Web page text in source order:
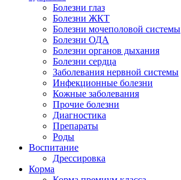
Болезни глаз
Болезни ЖКТ
Болезни мочеполовой системы
Болезни ОДА
Болезни органов дыхания
Болезни сердца
Заболевания нервной системы
Инфекционные болезни
Кожные заболевания
Прочие болезни
Диагностика
Препараты
Роды
Воспитание
Дрессировка
Корма